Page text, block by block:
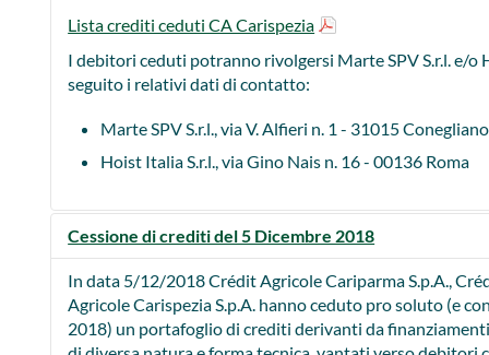
Lista crediti ceduti CA Carispezia
I debitori ceduti potranno rivolgersi Marte SPV S.r.l. e/o
seguito i relativi dati di contatto:
Marte SPV S.r.l., via V. Alfieri n. 1 - 31015
Hoist Italia S.r.l., via Gino Nais n. 16 - 00136 Roma
Cessione di crediti del 5 Dicembre 2018
In data 5/12/2018 Crédit Agricole Cariparma S.p.A.,
Agricole Carispezia S.p.A. hanno ceduto pro soluto (e
2018) un portafoglio di crediti derivanti da